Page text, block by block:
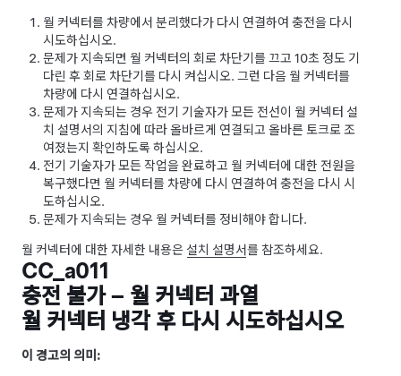
월 커넥터를 차량에서 분리했다가 다시 연결하여 충전을 다시
시도하십시오.
문제가 지속되면 월 커넥터의 회로 차단기를 끄고 10초 정도 기
다린 후 회로 차단기를 다시 켜십시오. 그런 다음 월 커넥터를
차량에 다시 연결하십시오.
문제가 지속되는 경우 전기 기술자가 모든 전선이 월 커넥터 설
치 설명서의 지침에 따라 올바르게 연결되고 올바른 토크로 조
여졌는지 확인하도록 하십시오.
전기 기술자가 모든 작업을 완료하고 월 커넥터에 대한 전원을
복구했다면 월 커넥터를 차량에 다시 연결하여 충전을 다시 시
도하십시오.
문제가 지속되는 경우 월 커넥터를 정비해야 합니다.
월 커넥터에 대한 자세한 내용은 설치 설명서를 참조하세요.
CC_a011
충전 불가 – 월 커넥터 과열
월 커넥터 냉각 후 다시 시도하십시오
이 경고의 의미: